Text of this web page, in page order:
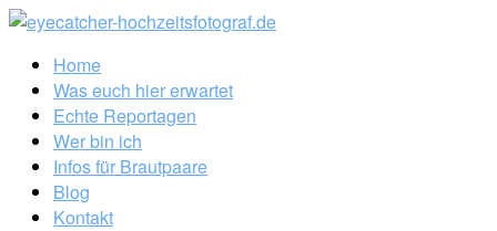
Home
Was euch hier erwartet
Echte Reportagen
Wer bin ich
Infos für Brautpaare
Blog
Kontakt